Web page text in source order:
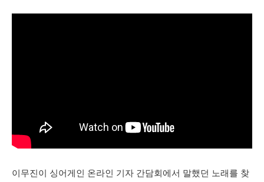
이무진이 싱어게인 온라인 기자 간담회에서 말했던 노래를 찾